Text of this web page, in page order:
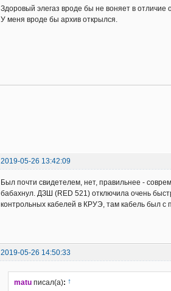
Здоровый элегаз вроде бы не воняет в отличие
У меня вроде бы архив открылся.
2019-05-26 13:42:09
Был почти свидетелем, нет, правильнее -
бабахнул. ДЗШ (RED 521) отключила очень
контрольных кабелей в КРУЭ, там кабель был
2019-05-26 14:50:33
matu писал(а): ↑